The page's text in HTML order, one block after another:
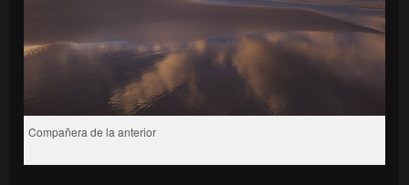
Compañera de la anterior